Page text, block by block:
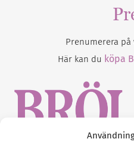
Prenumerera på
Här kan du köpa